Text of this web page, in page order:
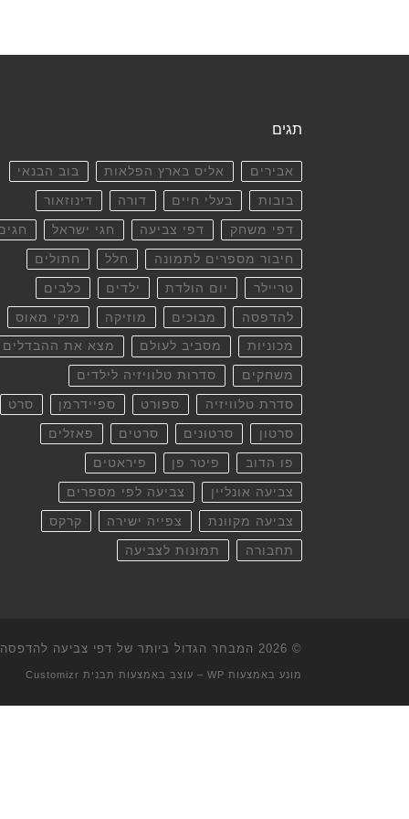
תגים
אבירים אליס בארץ הפלאות בוב הבנאי
בובות בעלי חיים דורה דינוזאור
דפי משחק דפי צביעה חגי ישראל
חיבור מספרים לתמונה חלל חתולים
טריילר יום הולדת ילדים כלבים
להדפסה מבוכים מוזיקה מיקי מאוס
מכוניות מסביב לעולם מצא את ההבדלים
משחקים סדרות טלוויזיה לילדים
סדרת טלוויזיה ספורט ספיידרמן סרט
סרטון סרטונים סרטים פאזלים
פו הדוב פיטר פן פיראטים
צביעה אונליין צביעה לפי מספרים
צביעה מקוונת צפייה ישירה קרקס
תחבורה תמונות לצביעה
© 2026 המבחר הגדול ביותר של דפי צביעה להדפסה
מונע באמצעות WP – עוצב באמצעות תבנית Customizr